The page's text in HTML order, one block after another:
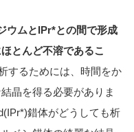
ウムとIPr*との間で形成
とんど不溶であるこ
するためには、時間をか
晶を得る必要がありま
錯体がどうしても析